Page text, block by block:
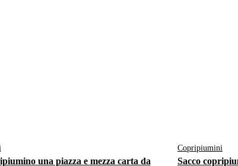
una piazza e mezza carta da
Copripiumini
Sacco